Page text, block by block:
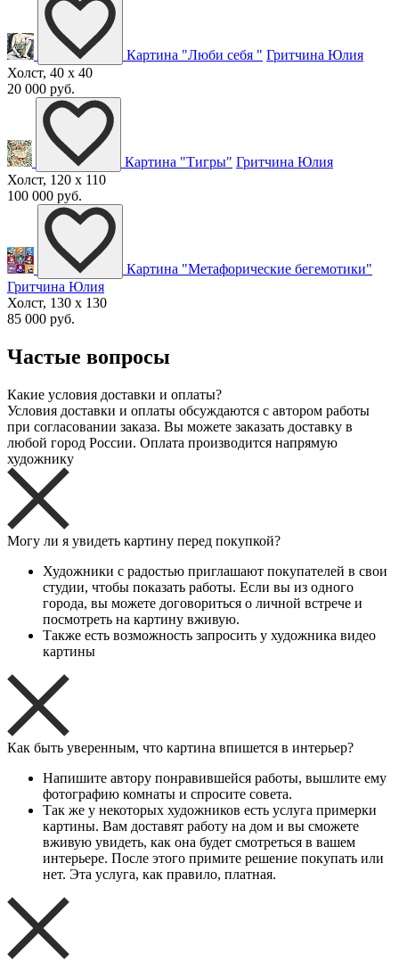
Картина "Люби себя " Гритчина Юлия
Холст, 40 x 40
20 000 руб.
Картина "Тигры" Гритчина Юлия
Холст, 120 x 110
100 000 руб.
Картина "Метафорические бегемотики"
Гритчина Юлия
Холст, 130 x 130
85 000 руб.
Частые вопросы
Какие условия доставки и оплаты?
Условия доставки и оплаты обсуждаются с автором работы
при согласовании заказа. Вы можете заказать доставку в
любой город России. Оплата производится напрямую
художнику
Могу ли я увидеть картину перед покупкой?
Художники с радостью приглашают покупателей в свои
студии, чтобы показать работы. Если вы из одного
города, вы можете договориться о личной встрече и
посмотреть на картину вживую.
Также есть возможность запросить у художника видео
картины
Как быть уверенным, что картина впишется в интерьер?
Напишите автору понравившейся работы, вышлите ему
фотографию комнаты и спросите совета.
Так же у некоторых художников есть услуга примерки
картины. Вам доставят работу на дом и вы сможете
вживую увидеть, как она будет смотреться в вашем
интерьере. После этого примите решение покупать или
нет. Эта услуга, как правило, платная.